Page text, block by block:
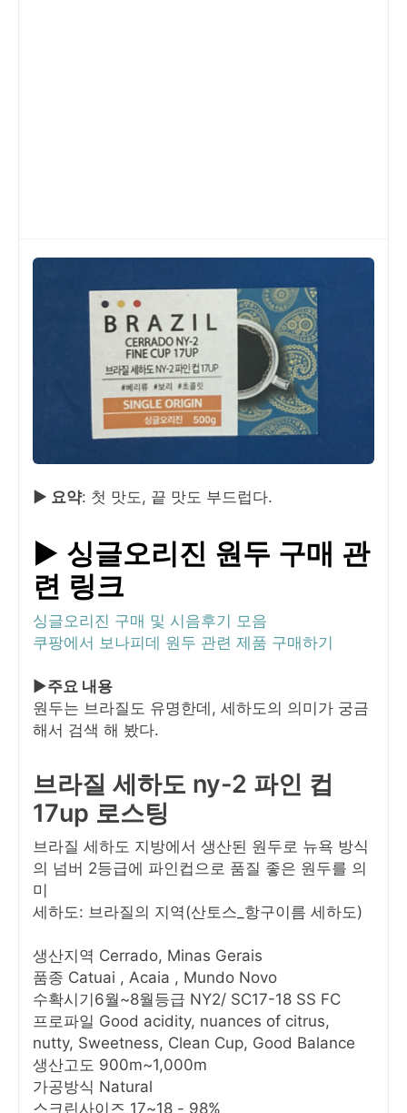
▶ 요약: 첫 맛도, 끝 맛도 부드럽다.
▶ 싱글오리진 원두 구매 관
련 링크
싱글오리진 구매 및 시음후기 모음
쿠팡에서 보나피데 원두 관련 제품 구매하기
▶주요 내용
원두는 브라질도 유명한데, 세하도의 의미가 궁금
해서 검색 해 봤다.
브라질 세하도 ny-2 파인 컵
17up 로스팅
브라질 세하도 지방에서 생산된 원두로 뉴욕 방식
의 넘버 2등급에 파인컵으로 품질 좋은 원두를 의
미
세하도: 브라질의 지역(산토스_항구이름 세하도)
생산지역 Cerrado, Minas Gerais
품종 Catuai , Acaia , Mundo Novo
수확시기6월~8월등급 NY2/ SC17-18 SS FC
프로파일 Good acidity, nuances of citrus,
nutty, Sweetness, Clean Cup, Good Balance
생산고도 900m~1,000m
가공방식 Natural
스크린사이즈 17~18 - 98%